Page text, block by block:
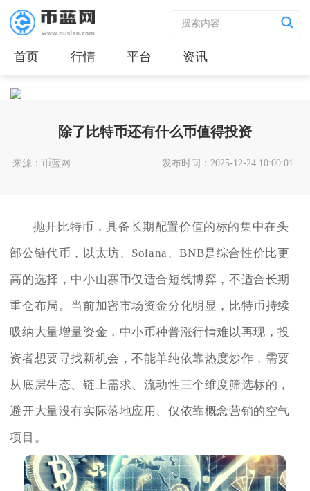
首页 行情 平台 资讯
除了比特币还有什么币值得投资
来源：币蓝网 发布时间：2025-12-24 10:00:01
抛开比特币，具备长期配置价值的标的集中在头
部公链代币，以太坊、Solana、BNB是综合性价比更
高的选择，中小山寨币仅适合短线博弈，不适合长期
重仓布局。当前加密市场资金分化明显，比特币持续
吸纳大量增量资金，中小币种普涨行情难以再现，投
资者想要寻找新机会，不能单纯依靠热度炒作，需要
从底层生态、链上需求、流动性三个维度筛选标的，
避开大量没有实际落地应用、仅依靠概念营销的空气
项目。